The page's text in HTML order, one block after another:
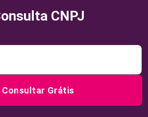
CNPJ
Consultar Grátis